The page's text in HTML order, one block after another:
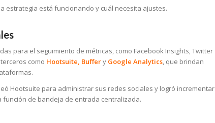
estrategia está funcionando y cuál necesita ajustes.
para el seguimiento de métricas, como Facebook Insights, Twitter
como Hootsuite, Buffery Google Analytics, que brindan
Hootsuite para administrar sus redes sociales y logró incrementar
función de bandeja de entrada centralizada.